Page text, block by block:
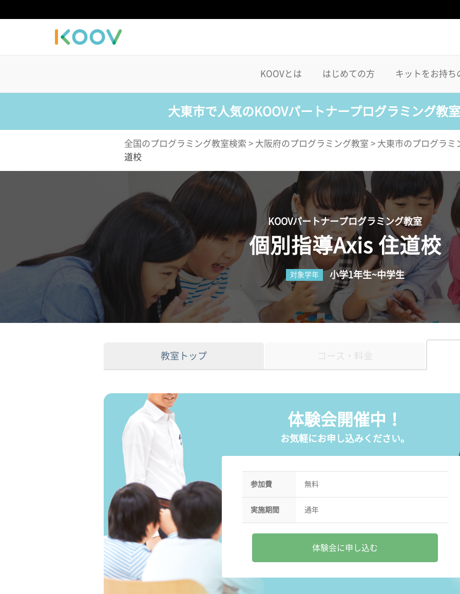
KOOVとは はじめての方 キットをお持ち
大東市で人気のKOOVパートナープログラミング教
全国のプログラミング教室検索 > 大阪府のプログラミング教室 > 大東市のプログラミ
道校
KOOVパートナープログラミング教室
個別指導Axis 住道校
対象学年 小学1年生~中学生
教室トップ コース・料金
体験会開催中！
お気軽にお申し込みください。
参加費 無料
実施期間 通年
体験会に申し込む